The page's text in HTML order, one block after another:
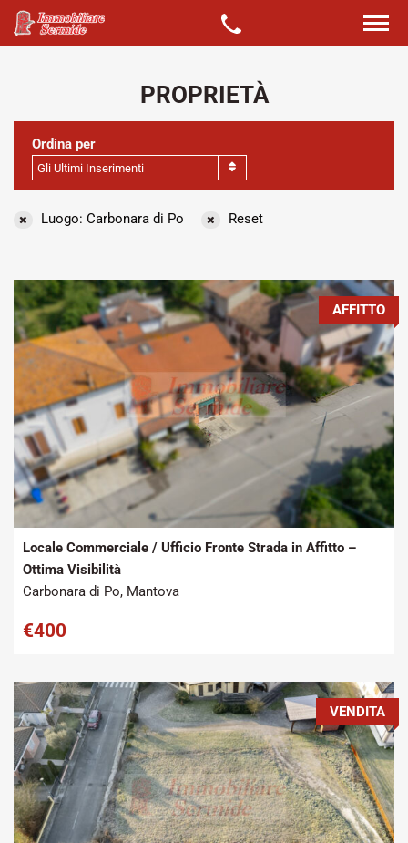
PROPRIETÀ
Ordina per
Gli Ultimi Inserimenti
Luogo: Carbonara di Po Reset
Tipo contratto:
Affitto
Metratura Commerciale:
65 m
AFFITTO
Locale Commerciale / Ufficio Fronte Strada in Affitto –
Ottima Visibilità
Carbonara di Po, Mantova
€400
VENDITA